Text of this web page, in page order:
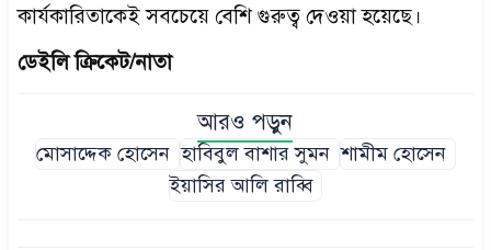
কার্যকারিতাকেই সবচেয়ে বেশি গুরুত্ব দেওয়া হয়েছে।
ডেইলি ক্রিকেট/নাতা
আরও পড়ুন
মোসাদ্দেক হোসেন হাবিবুল বাশার সুমন শামীম হোসেন
ইয়াসির আলি রাব্বি